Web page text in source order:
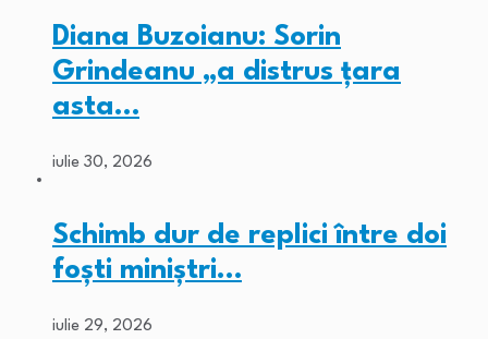
Diana Buzoianu: Sorin
Grindeanu „a distrus țara
asta…
iulie 30, 2026
Schimb dur de replici între doi
foști miniștri…
iulie 29, 2026